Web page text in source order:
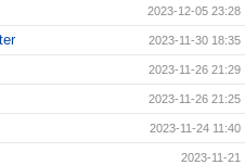
2023-12-05 23:28
2023-11-30 18:35
2023-11-26 21:29
2023-11-26 21:25
2023-11-24 11:40
2023-11-21